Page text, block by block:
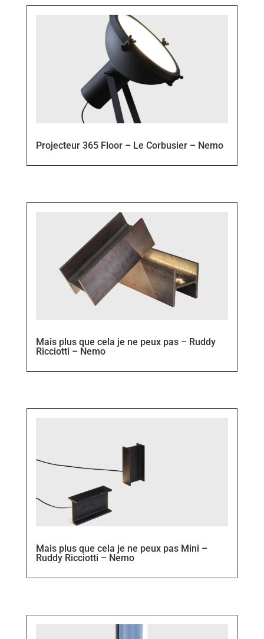
Projecteur 365 Floor – Le Corbusier – Nemo
Mais plus que cela je ne peux pas – Ruddy
Ricciotti – Nemo
Mais plus que cela je ne peux pas Mini –
Ruddy Ricciotti – Nemo